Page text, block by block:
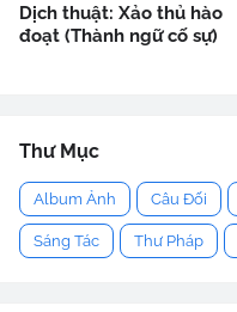
Dịch thuật: Xảo thủ hào
đoạt (Thành ngữ cố sự)
Thư Mục
Album Ảnh Câu Đối
Sáng Tác Thư Pháp